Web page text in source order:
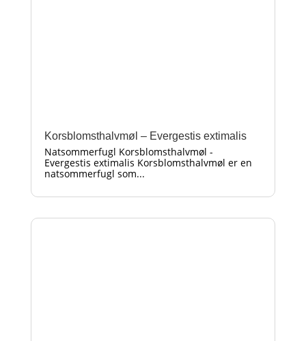
Korsblomsthalvmøl – Evergestis extimalis
Natsommerfugl Korsblomsthalvmøl -
Evergestis extimalis Korsblomsthalvmøl er en
natsommerfugl som...